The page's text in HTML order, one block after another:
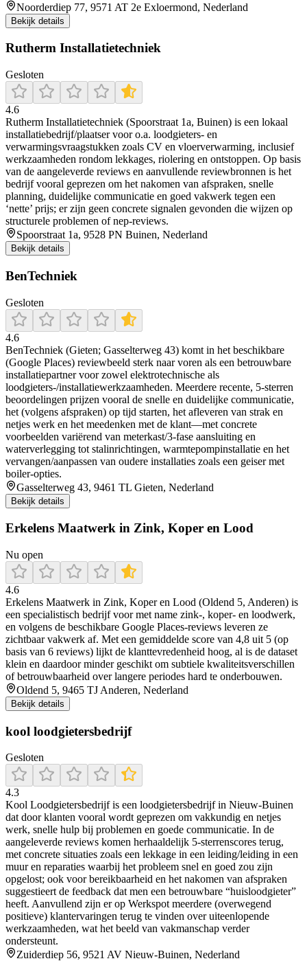
Noorderdiep 77, 9571 AT 2e Exloermond, Nederland
Bekijk details
Rutherm Installatietechniek
Gesloten
4.6
Rutherm Installatietechniek (Spoorstraat 1a, Buinen) is een lokaal
installatiebedrijf/plaatser voor o.a. loodgieters- en
verwarmingsvraagstukken zoals CV en vloerverwarming, inclusief
werkzaamheden rondom lekkages, riolering en ontstoppen. Op basis
van de aangeleverde reviews en aanvullende reviewbronnen is het
bedrijf vooral geprezen om het nakomen van afspraken, snelle
planning, duidelijke communicatie en goed vakwerk tegen een
‘nette’ prijs; er zijn geen concrete signalen gevonden die wijzen op
structurele problemen of nep-reviews.
Spoorstraat 1a, 9528 PN Buinen, Nederland
Bekijk details
BenTechniek
Gesloten
4.6
BenTechniek (Gieten; Gasselterweg 43) komt in het beschikbare
(Google Places) reviewbeeld sterk naar voren als een betrouwbare
installatiepartner voor zowel elektrotechnische als
loodgieters-/installatiewerkzaamheden. Meerdere recente, 5-sterren
beoordelingen prijzen vooral de snelle en duidelijke communicatie,
het (volgens afspraken) op tijd starten, het afleveren van strak en
netjes werk en het meedenken met de klant—met concrete
voorbeelden variërend van meterkast/3-fase aansluiting en
waterverlegging tot stalinrichtingen, warmtepompinstallatie en het
vervangen/aanpassen van oudere installaties zoals een geiser met
boiler-opties.
Gasselterweg 43, 9461 TL Gieten, Nederland
Bekijk details
Erkelens Maatwerk in Zink, Koper en Lood
Nu open
4.6
Erkelens Maatwerk in Zink, Koper en Lood (Oldend 5, Anderen) is
een specialistisch bedrijf voor met name zink-, koper- en loodwerk,
en volgens de beschikbare Google Places-reviews leveren ze
zichtbaar vakwerk af. Met een gemiddelde score van 4,8 uit 5 (op
basis van 6 reviews) lijkt de klanttevredenheid hoog, al is de dataset
klein en daardoor minder geschikt om subtiele kwaliteitsverschillen
of betrouwbaarheid over langere periodes hard te onderbouwen.
Oldend 5, 9465 TJ Anderen, Nederland
Bekijk details
kool loodgietersbedrijf
Gesloten
4.3
Kool Loodgietersbedrijf is een loodgietersbedrijf in Nieuw-Buinen
dat door klanten vooral wordt geprezen om vakkundig en netjes
werk, snelle hulp bij problemen en goede communicatie. In de
aangeleverde reviews komen herhaaldelijk 5-sterrenscores terug,
met concrete situaties zoals een lekkage in een leiding/leiding in een
muur en reparaties waarbij het probleem snel en goed zou zijn
opgelost; ook voor bereikbaarheid en het nakomen van afspraken
suggestieert de feedback dat men een betrouwbare “huisloodgieter”
heeft. Aanvullend zijn er op Werkspot meerdere (overwegend
positieve) klantervaringen terug te vinden over uiteenlopende
werkzaamheden, wat het beeld van vakmanschap verder
ondersteunt.
Zuiderdiep 56, 9521 AV Nieuw-Buinen, Nederland